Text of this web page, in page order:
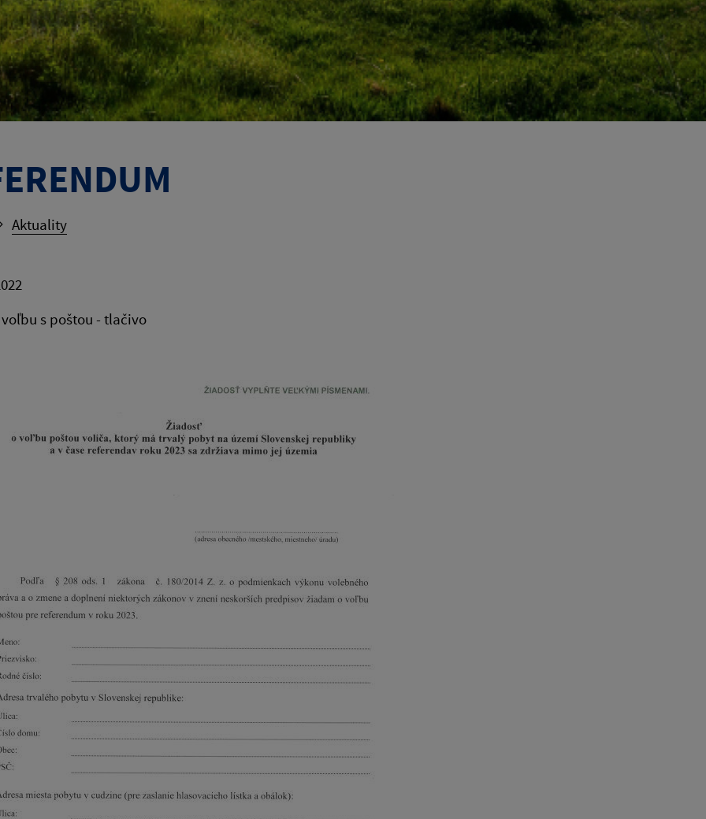
Aktuality
s poštou - tlačivo